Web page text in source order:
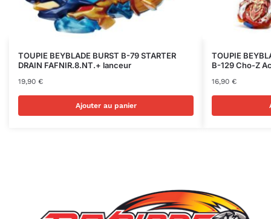
TOUPIE BEYBLADE BURST B-79 STARTER
DRAIN FAFNIR.8.NT.+ lanceur
19,90 €
Ajouter au panier
TOUPIE
B-129 Cho-Z
16,90 €